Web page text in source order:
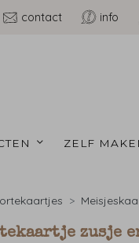
contact info
ZELF
zusje